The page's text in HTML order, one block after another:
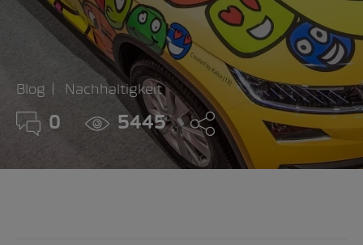
Blog Nachhaltigkeit
0 5445